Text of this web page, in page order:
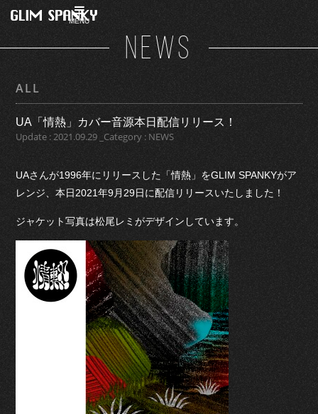
MENU
NEWS
ALL
UA「情熱」カバー音源本日配信リリース！
Update : 2021.09.29 _Category : NEWS
UAさんが1996年にリリースした「情熱」をGLIM SPANKYがア
レンジ、本日2021年9月29日に配信リリースいたしました！
ジャケット写真は松尾レミがデザインしています。